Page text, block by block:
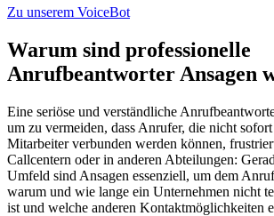
Zu unserem VoiceBot
Warum sind professionelle
Anrufbeantworter Ansagen
Eine seriöse und verständliche
um zu vermeiden, dass Anrufer, die nicht
Mitarbeiter verbunden werden können,
Callcentern oder in anderen Abteilungen:
Umfeld sind Ansagen essenziell, um dem
warum und wie lange ein Unternehmen nicht
ist und welche anderen Kontaktmöglichkeiten